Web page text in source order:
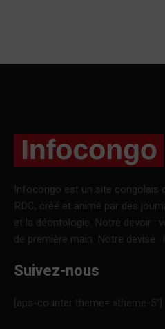
Infocongo est un site congolais
RDC, créé et animé par des
et la déontologie. Notre devoir :
de première main. Notre devise
Suivez-nous
[aps-counter theme= »theme-5″]